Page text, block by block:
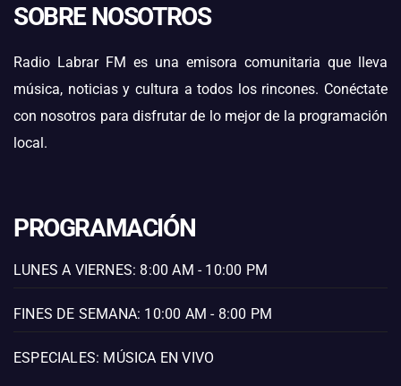
SOBRE NOSOTROS
Radio Labrar FM es una emisora comunitaria que lleva
música, noticias y cultura a todos los rincones. Conéctate
con nosotros para disfrutar de lo mejor de la programación
local.
PROGRAMACIÓN
LUNES A VIERNES: 8:00 AM - 10:00 PM
FINES DE SEMANA: 10:00 AM - 8:00 PM
ESPECIALES: MÚSICA EN VIVO